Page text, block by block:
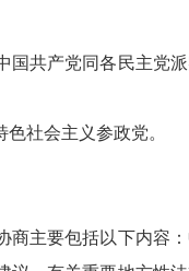
共产党同各民主党
社会主义参政党。
主要包括以下内容：